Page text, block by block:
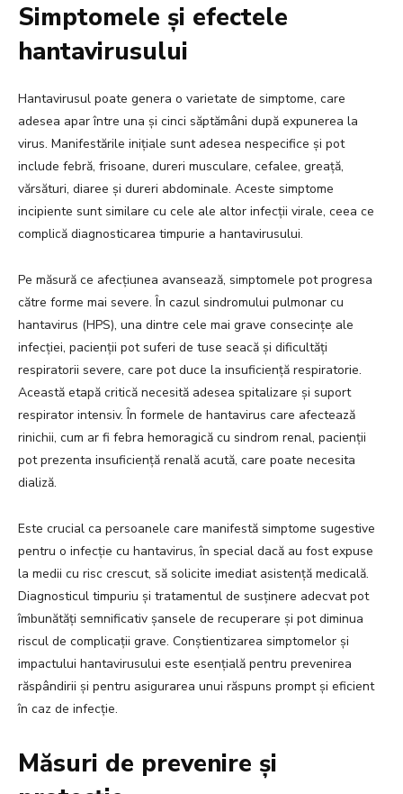
Simptomele și efectele
hantavirusului
Hantavirusul poate genera o varietate de simptome, care
adesea apar între una și cinci săptămâni după expunerea la
virus. Manifestările inițiale sunt adesea nespecifice și pot
include febră, frisoane, dureri musculare, cefalee, greață,
vărsături, diaree și dureri abdominale. Aceste simptome
incipiente sunt similare cu cele ale altor infecții virale, ceea ce
complică diagnosticarea timpurie a hantavirusului.
Pe măsură ce afecțiunea avansează, simptomele pot progresa
către forme mai severe. În cazul sindromului pulmonar cu
hantavirus (HPS), una dintre cele mai grave consecințe ale
infecției, pacienții pot suferi de tuse seacă și dificultăți
respiratorii severe, care pot duce la insuficiență respiratorie.
Această etapă critică necesită adesea spitalizare și suport
respirator intensiv. În formele de hantavirus care afectează
rinichii, cum ar fi febra hemoragică cu sindrom renal, pacienții
pot prezenta insuficiență renală acută, care poate necesita
dializă.
Este crucial ca persoanele care manifestă simptome sugestive
pentru o infecție cu hantavirus, în special dacă au fost expuse
la medii cu risc crescut, să solicite imediat asistență medicală.
Diagnosticul timpuriu și tratamentul de susținere adecvat pot
îmbunătăți semnificativ șansele de recuperare și pot diminua
riscul de complicații grave. Conștientizarea simptomelor și
impactului hantavirusului este esențială pentru prevenirea
răspândirii și pentru asigurarea unui răspuns prompt și eficient
în caz de infecție.
Măsuri de prevenire și